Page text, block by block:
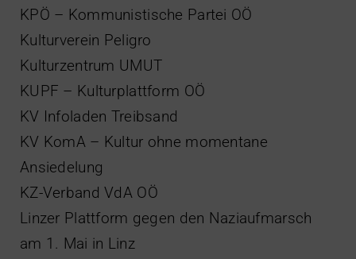
KPÖ – Kommunistische Partei OÖ
Kulturverein Peligro
Kulturzentrum UMUT
KUPF – Kulturplattform OÖ
KV Infoladen Treibsand
KV KomA – Kultur ohne momentane
Ansiedelung
KZ-Verband VdA OÖ
Linzer Plattform gegen den Naziaufmarsch
am 1. Mai in Linz